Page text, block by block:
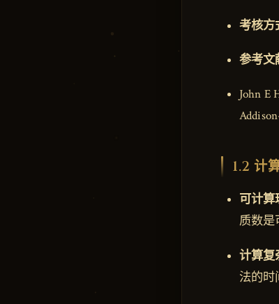
考核方
参考文
John E
1.2 计
可计算
质数是
计算复
法的时